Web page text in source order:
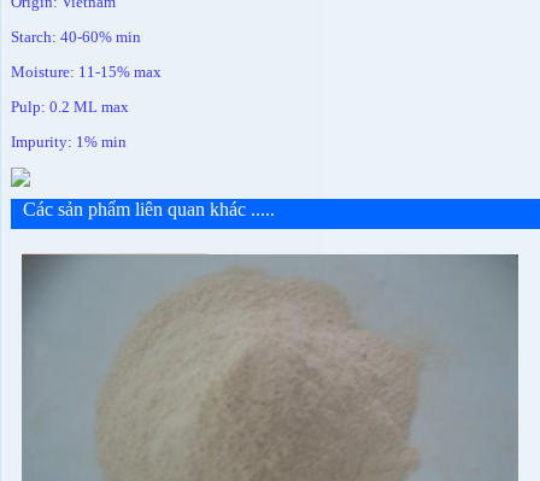
Starch: 40-60% min
Moisture: 11-15% max
Pulp: 0.2 ML max
Impurity: 1% min
Các sản phẩm liên quan khác .....